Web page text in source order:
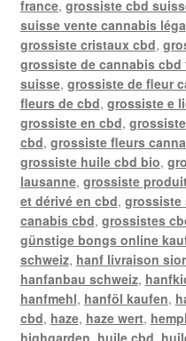
france, grossiste cbd
suisse vente cannabis léga
grossiste cristaux cbd,
grossiste de cannabis cbd
suisse, grossiste de fleur
fleurs de cbd, grossiste e
grossiste en cbd,
cbd, grossiste fleurs
grossiste huile cbd bio,
lausanne, grossiste
et dérivé en cbd, grossiste
canabis cbd, grossistes
günstige bongs online
schweiz, hanf livraison
hanfanbau schweiz,
hanfmehl, hanföl kaufen,
cbd, haze, haze wert,
highgarden, huile cbd,